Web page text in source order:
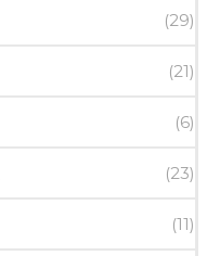
(29)
(21)
(6)
(23)
(11)